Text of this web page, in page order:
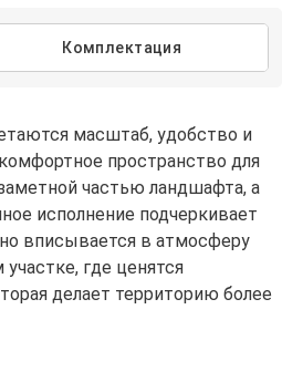
Комплектация
масштаб, удобство и
пространство для
частью ландшафта, а
исполнение подчеркивает
вписывается в атмосферу
где ценятся
делает территорию более